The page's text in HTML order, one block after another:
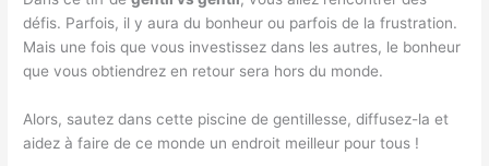
défis. Parfois, il y aura du bonheur ou parfois de la frustration.
Mais une fois que vous investissez dans les autres, le bonheur
que vous obtiendrez en retour sera hors du monde.
Alors, sautez dans cette piscine de gentillesse, diffusez-la et
aidez à faire de ce monde un endroit meilleur pour tous !